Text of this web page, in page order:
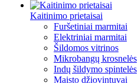
Kaitinimo prietaisai
Furšetiniai marmitai
Elektriniai marmitai
Šildomos vitrinos
Mikrobangų krosnelės
Indų šildymo spintelės
Maisto džiovintuvai